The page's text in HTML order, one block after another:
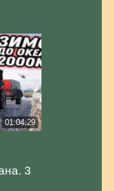
01:04:29
3